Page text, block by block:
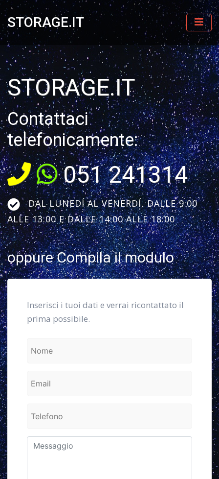
STORAGE.IT
STORAGE.IT
Contattaci
telefonicamente:
051 241314
DAL LUNEDÍ AL VENERDÍ, DALLE 9:00
ALLE 13:00 E DALLE 14:00 ALLE 18:00
oppure Compila il modulo
Inserisci i tuoi dati e verrai ricontattato il
prima possibile.